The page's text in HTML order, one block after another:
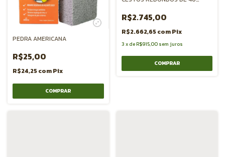
PEDRA AMERICANA
R$25,00
R$24,25comPix
R$2.745,00
R$2.662,65comPix
3 xdeR$915,00 sem juros